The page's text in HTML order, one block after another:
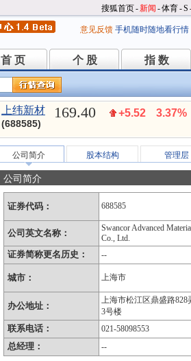
搜狐首页-新闻 -体育-S
意见反馈 手机随时随地看行情
首 页
首 页 个 股
个 股 指 数
指 数
上纬新材
(688585)
169.40 +5.52 3.37%
公司简介 股本结构 管理层
公司简介
证券代码： 688585
公司英文名称：
Swancor Advanced
Co., Ltd.
证券简称更名历史： --
城市： 上海市
办公地址：
上海市松江区鼎盛路828
3号楼
联系电话： 021-58098553
总经理： --